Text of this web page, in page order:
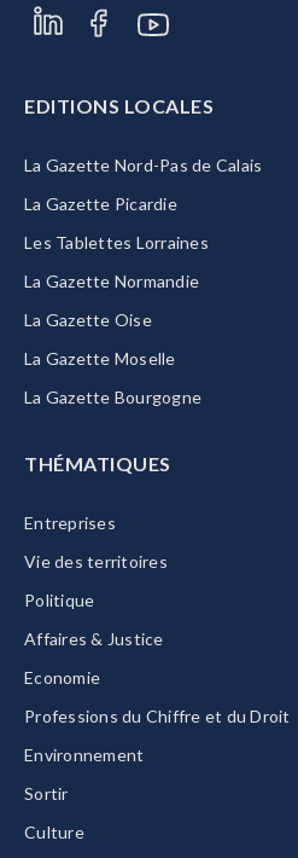
EDITIONS LOCALES
La Gazette Nord-Pas de Calais
La Gazette Picardie
Les Tablettes Lorraines
La Gazette Normandie
La Gazette Oise
La Gazette Moselle
La Gazette Bourgogne
THÉMATIQUES
Entreprises
Vie des territoires
Politique
Affaires & Justice
Economie
Professions du Chiffre et du Droit
Environnement
Sortir
Culture